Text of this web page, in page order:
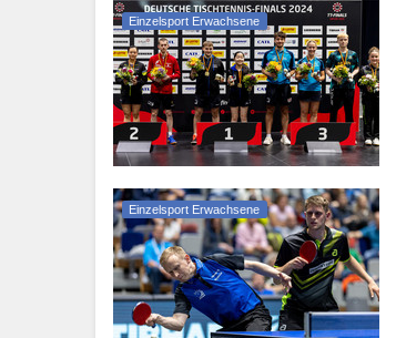
Einzelsport Erwachsene
Einzelsport Erwachsene